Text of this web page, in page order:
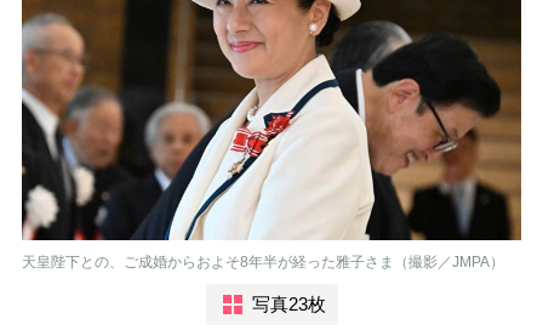
天皇陛下との、ご成婚からおよそ8年半が経った雅子さま（撮影／JMPA）
写真23枚